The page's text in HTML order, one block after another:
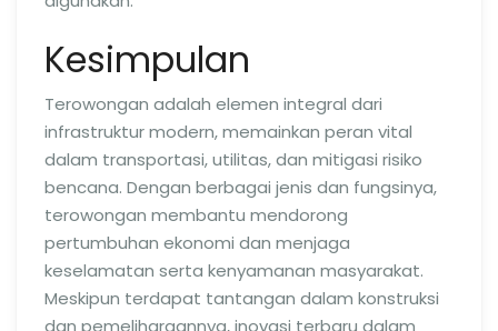
Kesimpulan
Terowongan adalah elemen integral dari
infrastruktur modern, memainkan peran vital
dalam transportasi, utilitas, dan mitigasi risiko
bencana. Dengan berbagai jenis dan fungsinya,
terowongan membantu mendorong
pertumbuhan ekonomi dan menjaga
keselamatan serta kenyamanan masyarakat.
Meskipun terdapat tantangan dalam konstruksi
dan pemeliharaannya, inovasi terbaru dalam